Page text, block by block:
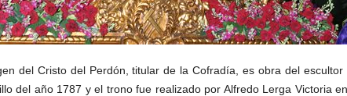
del Cristo del Perdón, titular de la Cofradía, es obra del escultor
del año 1787 y el trono fue realizado por Alfredo Lerga Victoria en